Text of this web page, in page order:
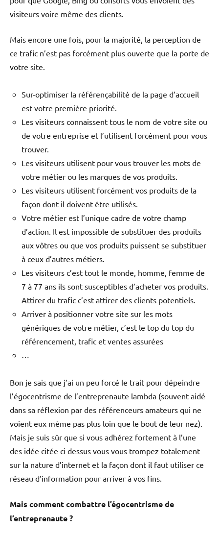
visiteurs voire même des clients.
Mais encore une fois, pour la majorité, la perception de
ce trafic n’est pas forcément plus ouverte que la porte de
votre site.
Sur-optimiser la référençabilité de la page d’accueil
est votre première priorité.
Les visiteurs connaissent tous le nom de votre site ou
de votre entreprise et l’utilisent forcément pour vous
trouver.
Les visiteurs utilisent pour vous trouver les mots de
votre métier ou les marques de vos produits.
Les visiteurs utilisent forcément vos produits de la
façon dont il doivent être utilisés.
Votre métier est l’unique cadre de votre champ
d’action. Il est impossible de substituer des produits
aux vôtres ou que vos produits puissent se substituer
à ceux d’autres métiers.
Les visiteurs c’est tout le monde, homme, femme de
7 à 77 ans ils sont susceptibles d’acheter vos produits.
Attirer du trafic c’est attirer des clients potentiels.
Arriver à positionner votre site sur les mots
génériques de votre métier, c’est le top du top du
référencement, trafic et ventes assurées
…
Bon je sais que j’ai un peu forcé le trait pour dépeindre
l’égocentrisme de l’entreprenaute lambda (souvent aidé
dans sa réflexion par des référenceurs amateurs qui ne
voient eux même pas plus loin que le bout de leur nez).
Mais je suis sûr que si vous adhérez fortement à l’une
des idée citée ci dessus vous vous trompez totalement
sur la nature d’internet et la façon dont il faut utiliser ce
réseau d’information pour arriver à vos fins.
Mais comment combattre l’égocentrisme de
l’entreprenaute ?